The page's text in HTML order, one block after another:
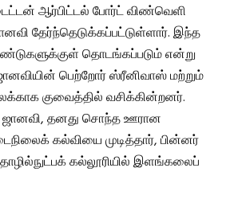
ஆர்பிட்டல் போர்ட் விண்வெளி
தேர்ந்தெடுக்கப்பட்டுள்ளார். இந்த
தொடங்கப்படும் என்று
ஜானவியின் பெற்றோர் ஸ்ரீனிவாஸ் மற்றும்
குவைத்தில் வசிக்கின்றனர்.
தனது சொந்த ஊரான
கல்வியை முடித்தார், பின்னர்
கல்லூரியில் இளங்கலைப்